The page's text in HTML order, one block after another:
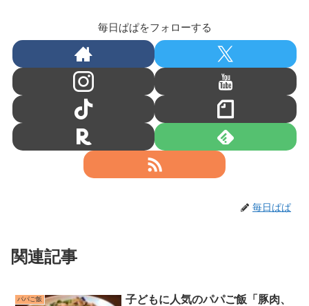
毎日ぱぱをフォローする
毎日ぱぱ
関連記事
パパご飯
子どもに人気のパパご飯「豚肉、